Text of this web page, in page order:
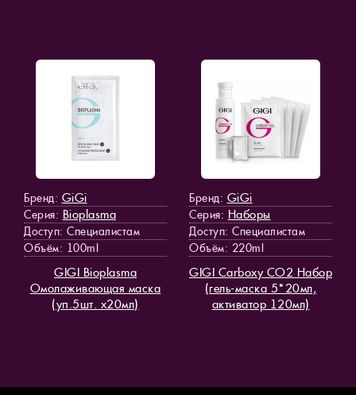
Бренд: GiGi
Серия: Bioplasma
Доступ: Специалистам
Объём: 100ml
GIGI Bioplasma
Омолаживающая маска
(уп.5шт. х20мл)
Бренд: GiGi
Серия: Наборы
Доступ: Специалистам
Объём: 220ml
GIGI Carboxy CO2 Набор
(гель-маска 5*20мл,
активатор 120мл)